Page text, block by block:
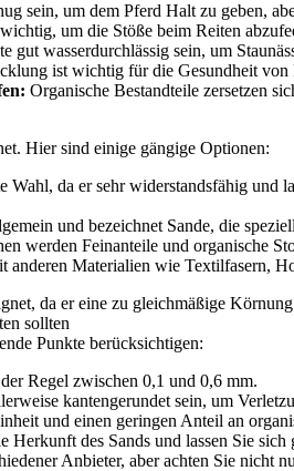
sein, um dem Pferd Halt zu geben,
um die Stöße beim Reiten
gut wasserdurchlässig sein, um
ist wichtig für die Gesundheit von
Organische Bestandteile zersetzen
Hier sind einige gängige Optionen:
Wahl, da er sehr widerstandsfähig
und bezeichnet Sande, die
werden Feinanteile und organische
anderen Materialien wie Textilfasern,
da er eine zu gleichmäßige
sollten
Punkte berücksichtigen:
Regel zwischen 0,1 und 0,6 mm.
kantengerundet sein, um
und einen geringen Anteil an
Herkunft des Sands und lassen Sie
Anbieter, aber achten Sie nicht